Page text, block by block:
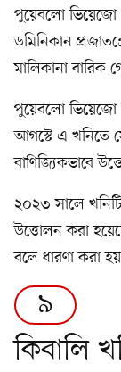
পুয়েবলো ভিয়েজো
ডমিনিকান
মালিকানা বারিক
পুয়েবলো ভিয়েজো
আগস্টে এ খনিতে
বাণিজ্যিকভাবে
২০২৩ সালে
উত্তোলন করা
বলে ধারণা করা
৯
কিবালি